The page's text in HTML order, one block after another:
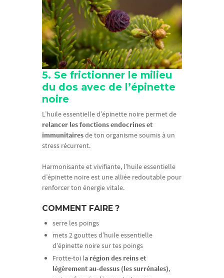
5. Se frictionner le milieu
du dos avec de l’épinette
noire
L’huile essentielle d’épinette noire permet de
relancer les fonctions endocrines et
immunitairesde ton organisme soumis à un
stress récurrent.
Harmonisante et vivifiante, l’huile essentielle
d’épinette noire est une alliée redoutable pour
renforcer ton énergie vitale.
COMMENT FAIRE ?
serre les poings
mets 2 gouttes d’huile essentielle
d’épinette noire sur tes poings
Frotte-toi la région des reins et
légèrement au-dessus (les surrénales),